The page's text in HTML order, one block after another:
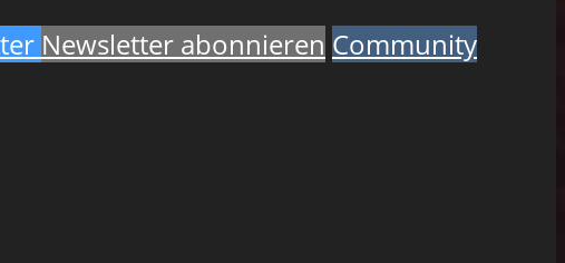
Newsletter abonnieren Community